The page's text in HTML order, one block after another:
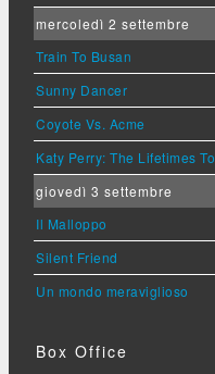
mercoledì 2 settembre
Train To Busan
Sunny Dancer
Coyote Vs. Acme
Katy Perry: The Lifetimes
giovedì 3 settembre
Il Malloppo
Silent Friend
Un mondo meraviglioso
Box Office